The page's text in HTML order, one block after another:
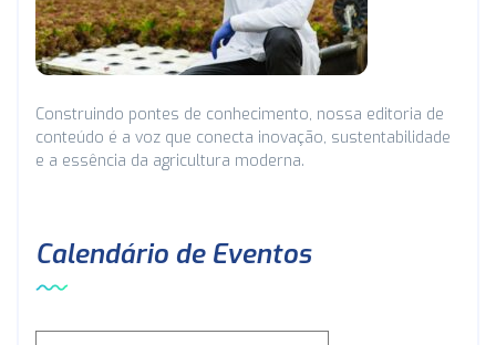
Construindo pontes de conhecimento, nossa editoria de
conteúdo é a voz que conecta inovação, sustentabilidade
e a essência da agricultura moderna.
Calendário de Eventos